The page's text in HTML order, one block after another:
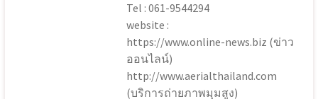
Tel : 061-9544294
website :
https://www.online-news.biz (ข่าว
ออนไลน์)
http://www.aerialthailand.com
(บริการถ่ายภาพมุมสูง)